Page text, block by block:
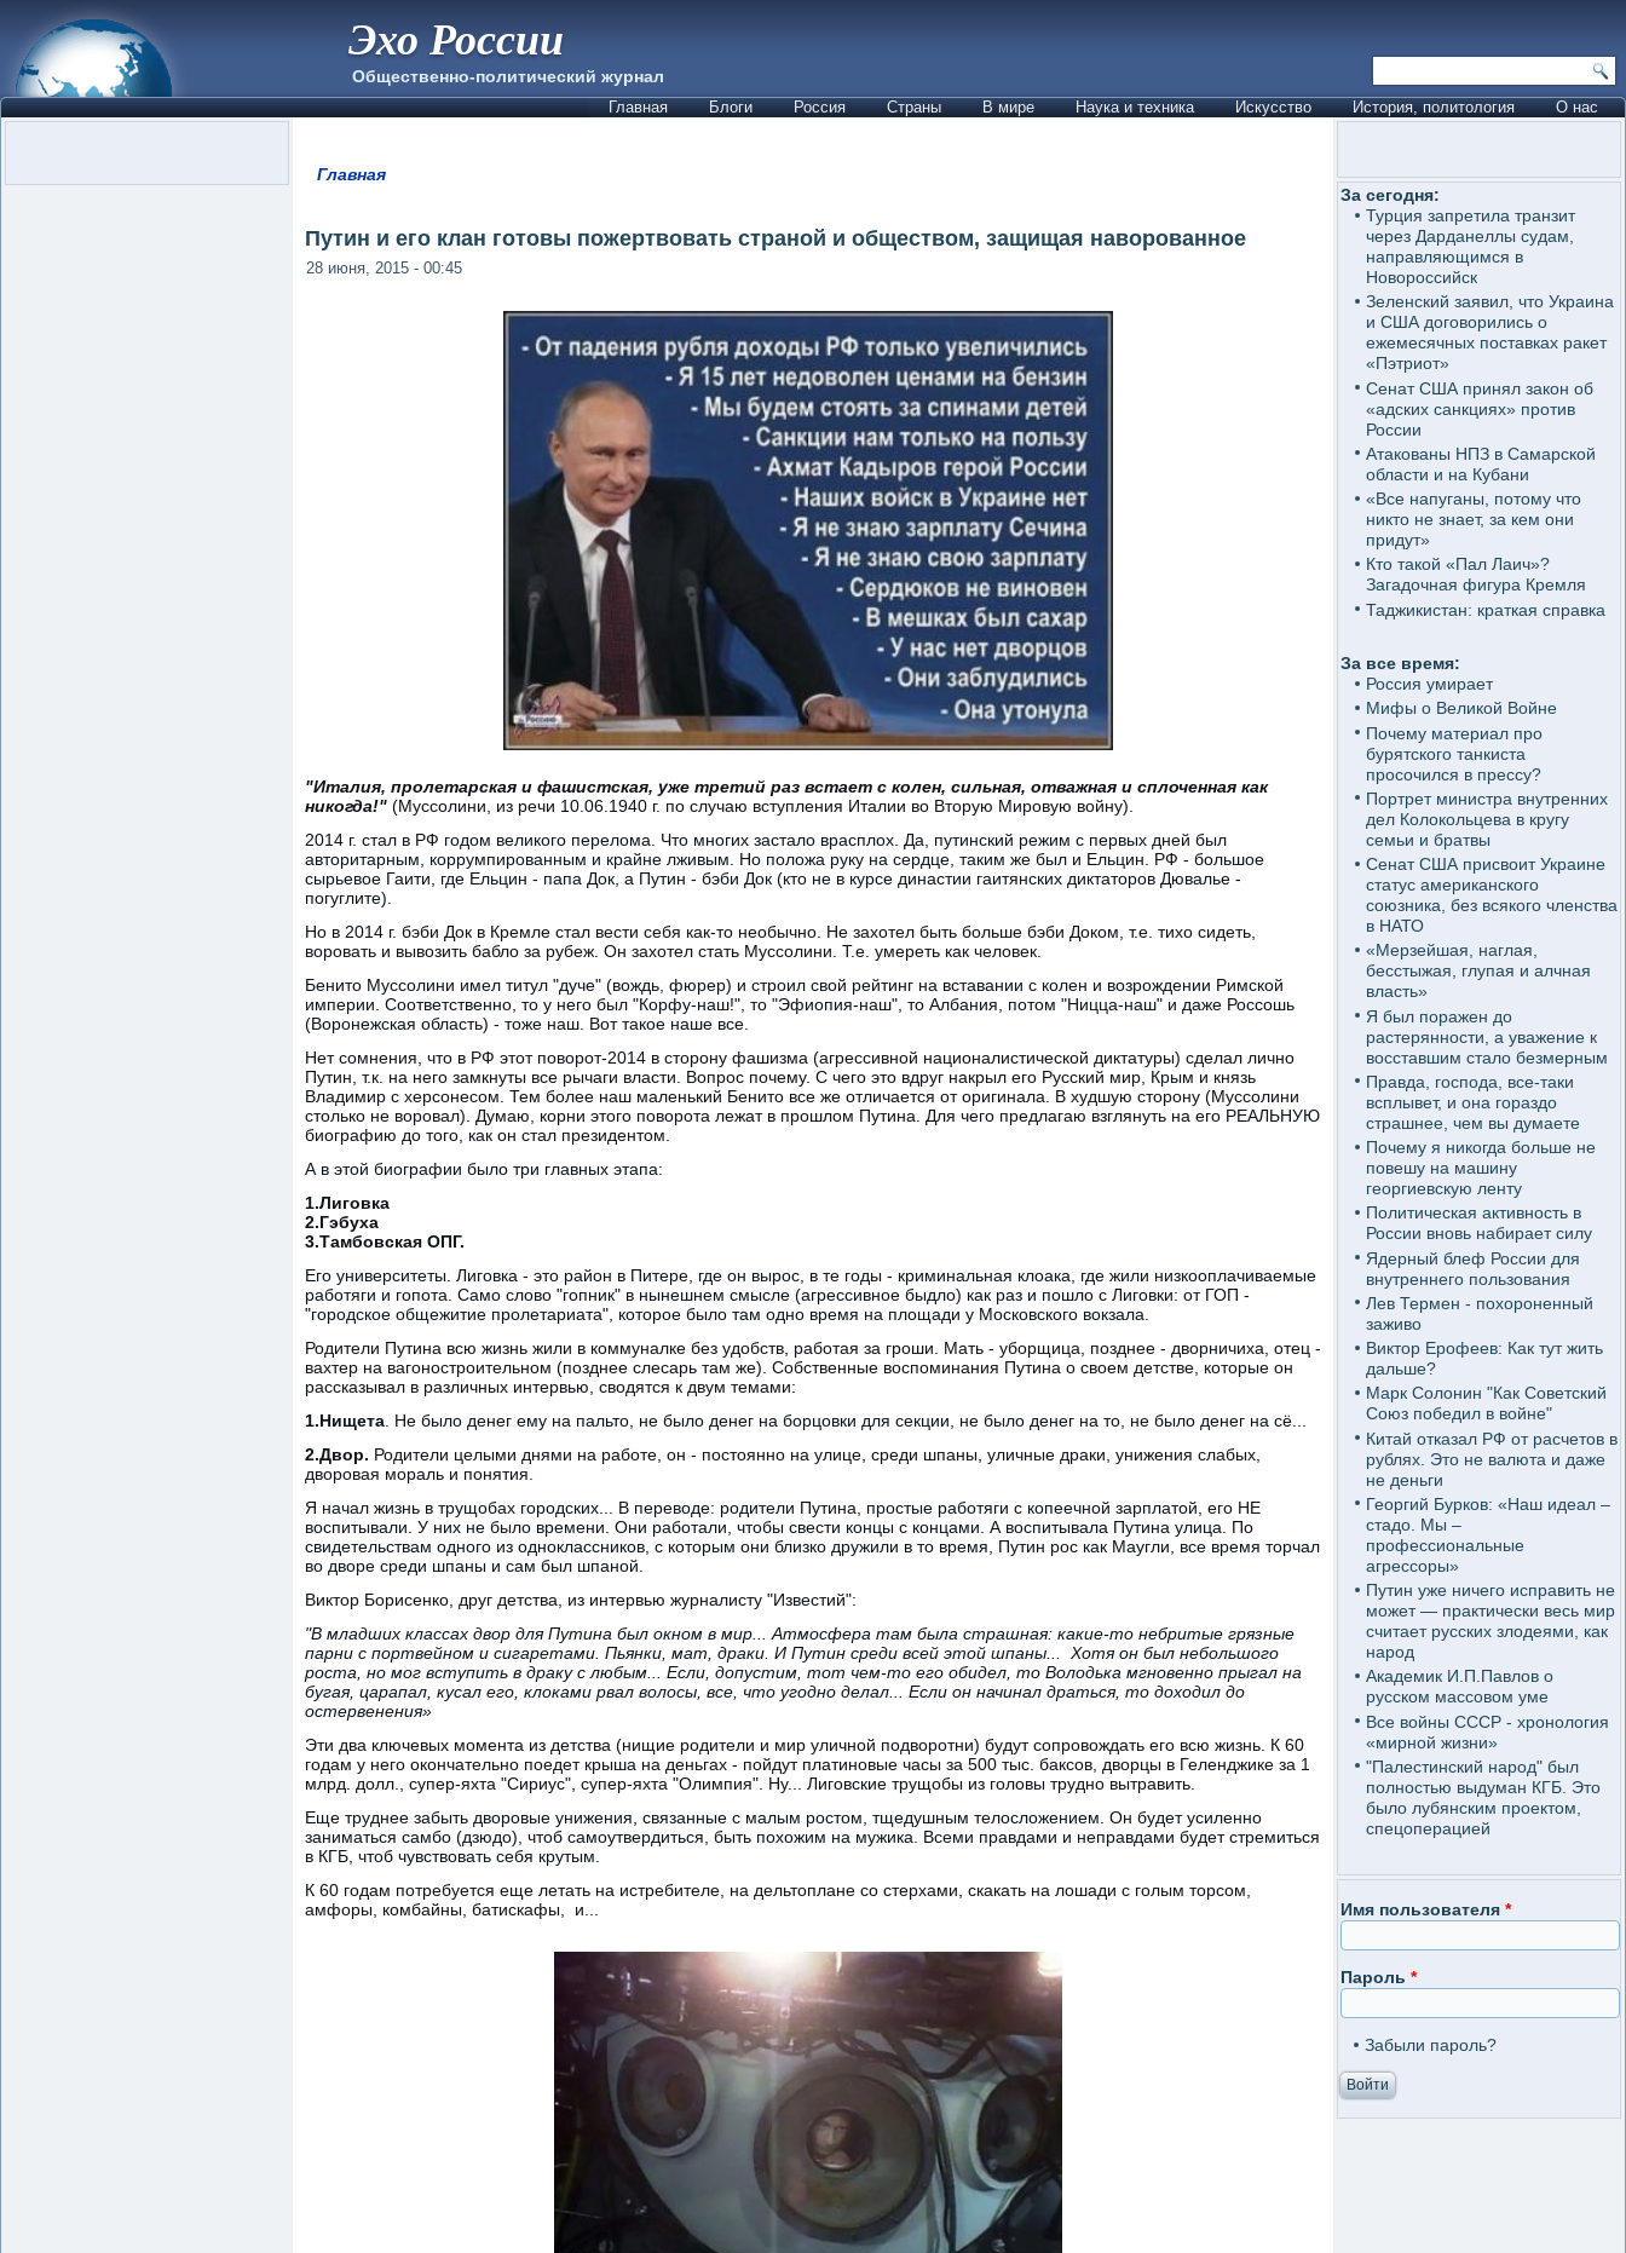
Эхо России
Общественно-политический журнал
Главная Блоги Россия Страны В мире Наука и техника Искусство История, политология О нас
Главная
Путин и его клан готовы пожертвовать страной и обществом, защищая наворованное
28 июня, 2015 - 00:45
"Италия, пролетарская и фашистская, уже третий раз встает с колен, сильная, отважная и сплоченная как
никогда!" (Муссолини, из речи 10.06.1940 г. по случаю вступления Италии во Вторую Мировую войну).
2014 г. стал в РФ годом великого перелома. Что многих застало врасплох. Да, путинский режим с первых дней был
авторитарным, коррумпированным и крайне лживым. Но положа руку на сердце, таким же был и Ельцин. РФ - большое
сырьевое Гаити, где Ельцин - папа Док, а Путин - бэби Док (кто не в курсе династии гаитянских диктаторов Дювалье -
погуглите).
Но в 2014 г. бэби Док в Кремле стал вести себя как-то необычно. Не захотел быть больше бэби Доком, т.е. тихо сидеть,
воровать и вывозить бабло за рубеж. Он захотел стать Муссолини. Т.е. умереть как человек.
Бенито Муссолини имел титул "дуче" (вождь, фюрер) и строил свой рейтинг на вставании с колен и возрождении Римской
империи. Соответственно, то у него был "Корфу-наш!", то "Эфиопия-наш", то Албания, потом "Ницца-наш" и даже Россошь
(Воронежская область) - тоже наш. Вот такое наше все.
Нет сомнения, что в РФ этот поворот-2014 в сторону фашизма (агрессивной националистической диктатуры) сделал лично
Путин, т.к. на него замкнуты все рычаги власти. Вопрос почему. С чего это вдруг накрыл его Русский мир, Крым и князь
Владимир с херсонесом. Тем более наш маленький Бенито все же отличается от оригинала. В худшую сторону (Муссолини
столько не воровал). Думаю, корни этого поворота лежат в прошлом Путина. Для чего предлагаю взглянуть на его РЕАЛЬНУЮ
биографию до того, как он стал президентом.
А в этой биографии было три главных этапа:
1.Лиговка
2.Гэбуха
3.Тамбовская ОПГ.
Его университеты. Лиговка - это район в Питере, где он вырос, в те годы - криминальная клоака, где жили низкооплачиваемые
работяги и гопота. Само слово "гопник" в нынешнем смысле (агрессивное быдло) как раз и пошло с Лиговки: от ГОП -
"городское общежитие пролетариата", которое было там одно время на площади у Московского вокзала.
Родители Путина всю жизнь жили в коммуналке без удобств, работая за гроши. Мать - уборщица, позднее - дворничиха, отец -
вахтер на вагоностроительном (позднее слесарь там же). Собственные воспоминания Путина о своем детстве, которые он
рассказывал в различных интервью, сводятся к двум темами:
1.Нищета . Не было денег ему на пальто, не было денег на борцовки для секции, не было денег на то, не было денег на сё...
2.Двор. Родители целыми днями на работе, он - постоянно на улице, среди шпаны, уличные драки, унижения слабых,
дворовая мораль и понятия.
Я начал жизнь в трущобах городских... В переводе: родители Путина, простые работяги с копеечной зарплатой, его НЕ
воспитывали. У них не было времени. Они работали, чтобы свести концы с концами. А воспитывала Путина улица. По
свидетельствам одного из одноклассников, с которым они близко дружили в то время, Путин рос как Маугли, все время торчал
во дворе среди шпаны и сам был шпаной.
Виктор Борисенко, друг детства, из интервью журналисту "Известий":
"В младших классах двор для Путина был окном в мир... Атмосфера там была страшная: какие-то небритые грязные
парни с портвейном и сигаретами. Пьянки, мат, драки. И Путин среди всей этой шпаны... Хотя он был небольшого
роста, но мог вступить в драку с любым... Если, допустим, тот чем-то его обидел, то Володька мгновенно прыгал на
бугая, царапал, кусал его, клоками рвал волосы, все, что угодно делал... Если он начинал драться, то доходил до
остервенения»
Эти два ключевых момента из детства (нищие родители и мир уличной подворотни) будут сопровождать его всю жизнь. К 60
годам у него окончательно поедет крыша на деньгах - пойдут платиновые часы за 500 тыс. баксов, дворцы в Геленджике за 1
млрд. долл., супер-яхта "Сириус", супер-яхта "Олимпия". Ну... Лиговские трущобы из головы трудно вытравить.
Еще труднее забыть дворовые унижения, связанные с малым ростом, тщедушным телосложением. Он будет усиленно
заниматься самбо (дзюдо), чтоб самоутвердиться, быть похожим на мужика. Всеми правдами и неправдами будет стремиться
в КГБ, чтоб чувствовать себя крутым.
К 60 годам потребуется еще летать на истребителе, на дельтоплане со стерхами, скакать на лошади с голым торсом,
амфоры, комбайны, батискафы, и...
За сегодня:
Турция запретила транзит
через Дарданеллы судам,
направляющимся в
Новороссийск
Зеленский заявил, что Украина
и США договорились о
ежемесячных поставках ракет
«Пэтриот»
Сенат США принял закон об
«адских санкциях» против
России
Атакованы НПЗ в Самарской
области и на Кубани
«Все напуганы, потому что
никто не знает, за кем они
придут»
Кто такой «Пал Лаич»?
Загадочная фигура Кремля
Таджикистан: краткая справка
За все время:
Россия умирает
Мифы о Великой Войне
Почему материал про
бурятского танкиста
просочился в прессу?
Портрет министра внутренних
дел Колокольцева в кругу
семьи и братвы
Сенат США присвоит Украине
статус американского
союзника, без всякого членства
в НАТО
«Мерзейшая, наглая,
бесстыжая, глупая и алчная
власть»
Я был поражен до
растерянности, а уважение к
восставшим стало безмерным
Правда, господа, все-таки
всплывет, и она гораздо
страшнее, чем вы думаете
Почему я никогда больше не
повешу на машину
георгиевскую ленту
Политическая активность в
России вновь набирает силу
Ядерный блеф России для
внутреннего пользования
Лев Термен - похороненный
заживо
Виктор Ерофеев: Как тут жить
дальше?
Марк Солонин "Как Советский
Союз победил в войне"
Китай отказал РФ от расчетов в
рублях. Это не валюта и даже
не деньги
Георгий Бурков: «Наш идеал –
стадо. Мы –
профессиональные
агрессоры»
Путин уже ничего исправить не
может — практически весь мир
считает русских злодеями, как
народ
Академик И.П.Павлов о
русском массовом уме
Все войны СССР - хронология
«мирной жизни»
"Палестинский народ" был
полностью выдуман КГБ. Это
было лубянским проектом,
спецоперацией
Имя пользователя *
Пароль *
Забыли пароль?